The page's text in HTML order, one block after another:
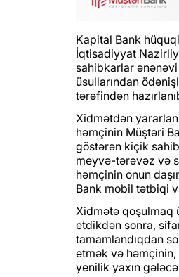
Kapital Bank
İqtisadiyyat
sahibkarlar
üsullarından
tərəfindən
Xidmətdən
həmçinin Müştəri
göstərən kiçik
meyvə-tərəvəz və
həmçinin onun
Bank mobil tətbiqi
Xidmətə qoşulmaq
etdikdən sonra,
tamamlandıqdan
etmək və həmçinin,
yenilik yaxın